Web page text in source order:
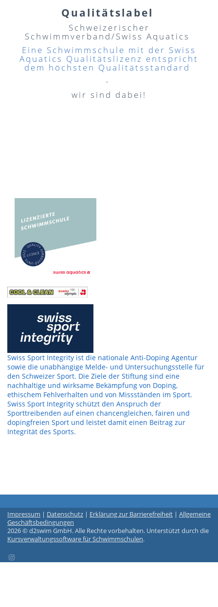
Qualitätslabel
Schweizerischer
Schwimmverband/Swiss Aquatics
Eine Schwimmschule mit der Swiss
Aquatics Qualitätslizenz entspricht
dem höchsten Qualitätsstandard
-
wir sind dabei!
Swiss Sport Integrity ist die nationale Anti-Doping Agentur
sowie die unabhängige Melde- und Untersuchungsstelle für
den Schweizer Sport. Die Ziele der Stiftung sind eine
nachhaltige und wirksame Bekämpfung von Doping,
ethischem Fehlverhalten und von Missständen im Sport.
Swiss Sport Integrity schützt den Anspruch der
Sporttreibenden auf einen chancengleichen, fairen und
dopingfreien Sport und leistet damit einen Beitrag zur
Integrität des Sports.
Impressum | Datenschutz | Erklärung zur Barrierefreiheit | Allgemeine
Geschäftsbedingungen
2026 © d2swim GmbH. Alle Rechte vorbehalten. Unterstützt durch die
Kursverwaltungssoftware für Schwimmschulen.